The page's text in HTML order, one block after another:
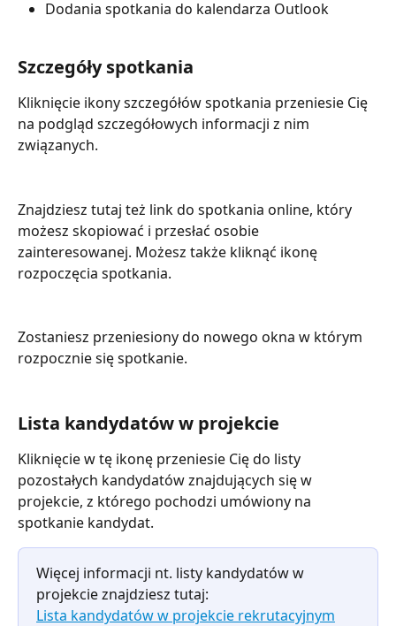
Dodania spotkania do kalendarza Outlook
Szczegóły spotkania
Kliknięcie ikony szczegółów spotkania przeniesie Cię
na podgląd szczegółowych informacji z nim
związanych.
Znajdziesz tutaj też link do spotkania online, który
możesz skopiować i przesłać osobie
zainteresowanej. Możesz także kliknąć ikonę
rozpoczęcia spotkania.
Zostaniesz przeniesiony do nowego okna w którym
rozpocznie się spotkanie.
Lista kandydatów w projekcie
Kliknięcie w tę ikonę przeniesie Cię do listy
pozostałych kandydatów znajdujących się w
projekcie, z którego pochodzi umówiony na
spotkanie kandydat.
Więcej informacji nt. listy kandydatów w
projekcie znajdziesz tutaj:
Lista kandydatów w projekcie rekrutacyjnym